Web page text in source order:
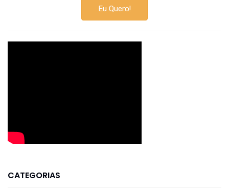
Eu Quero!
CATEGORIAS